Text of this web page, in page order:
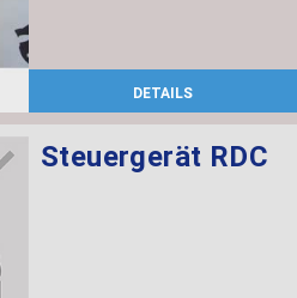
DETAILS
Steuergerät RDC